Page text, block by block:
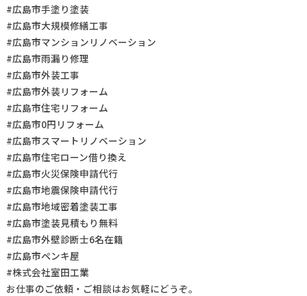
#広島市手塗り塗装
#広島市大規模修繕工事
#広島市マンションリノベーション
#広島市雨漏り修理
#広島市外装工事
#広島市外装リフォーム
#広島市住宅リフォーム
#広島市0円リフォーム
#広島市スマートリノベーション
#広島市住宅ローン借り換え
#広島市火災保険申請代行
#広島市地震保険申請代行
#広島市地域密着塗装工事
#広島市塗装見積もり無料
#広島市外壁診断士6名在籍
#広島市ペンキ屋
#株式会社室田工業
お仕事のご依頼・ご相談はお気軽にどうぞ。